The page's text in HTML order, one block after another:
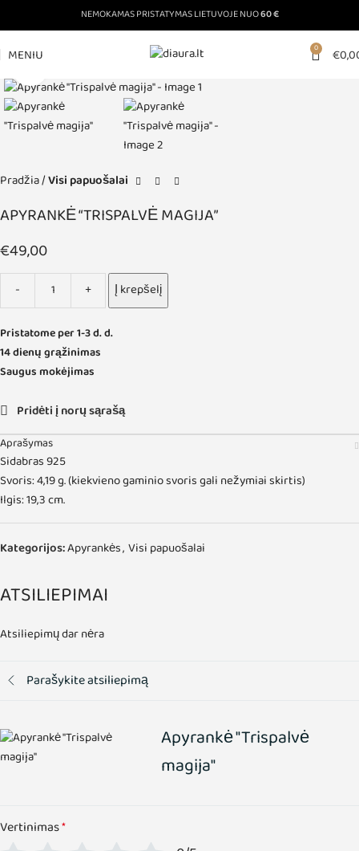
NEMOKAMAS PRISTATYMAS LIETUVOJE NUO60 €
MENIU 0 €
Pradžia Visi papuošalai
APYRANKĖ “TRISPALVĖ MAGIJA”
€49,00
Į krepšelį
Pristatome per 1-3 d. d.
14 dienų grąžinimas
Saugus mokėjimas
Pridėti į norų sąrašą
Aprašymas
Sidabras 925
Svoris: 4,19 g. (kiekvieno gaminio svoris gali nežymiai skirtis)
Ilgis: 19,3 cm.
Kategorijos:Apyrankės, Visi papuošalai
ATSILIEPIMAI
Atsiliepimų dar nėra
Parašykite atsiliepimą
Apyrankė "Trispalvė
magija"
Vertinimas*